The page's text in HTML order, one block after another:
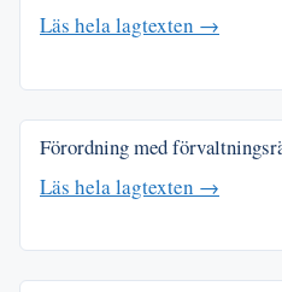
Läs hela lagtexten →
Förordning med
Läs hela lagtexten →